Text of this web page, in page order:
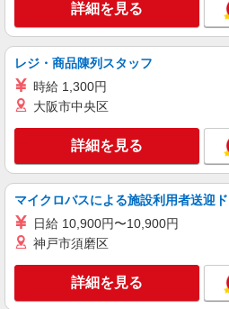
人気機種に詳しく
月給273200円 ※
※残業代支給 ★交通
+゜・。○。・゜+゜
ィブ支給(規定有)
株式会社シエロ
【エーユー】の店
時給1400円〜
+゜・。○。・゜+
有) お友達を紹介頂くと, インセンティブ支給(規定
有) ★月2回払い・週払い可能（規程有）★ ゜・。
○。・゜+゜・。○。
キープ
詳細を見る
レジ・商品陳列スタッフ
時給 1,300円
大阪市中央区
詳細を見る
マイクロバスによる施設利用者送迎
日給 10,900円〜10,900円
神戸市須磨区
詳細を見る